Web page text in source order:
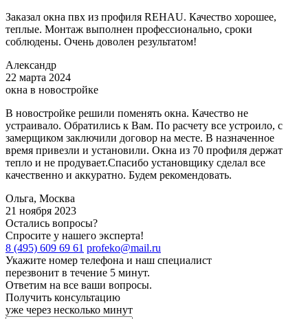
Заказал окна пвх из профиля REHAU. Качество хорошее,
теплые. Монтаж выполнен профессионально, сроки
соблюдены. Очень доволен результатом!
Александр
22 марта 2024
окна в новостройке
В новостройке решили поменять окна. Качество не
устраивало. Обратились к Вам. По расчету все устроило, с
замерщиком заключили договор на месте. В назначенное
время привезли и установили. Окна из 70 профиля держат
тепло и не продувает.Спасибо установщику сделал все
качественно и аккуратно. Будем рекомендовать.
Ольга, Москва
21 ноября 2023
Остались вопросы?
Спросите у нашего эксперта!
8 (495) 609 69 61 profeko@mail.ru
Укажите номер телефона и наш специалист
перезвонит в течение 5 минут.
Ответим на все ваши вопросы.
Получить консультацию
уже через несколько минут